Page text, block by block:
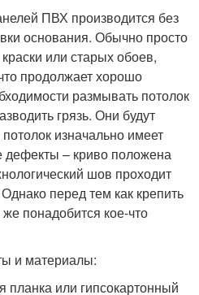
ПВХ производится без
основания. Обычно просто
или старых обоев,
продолжает хорошо
размывать потолок
грязь. Они будут
изначально имеет
дефекты – криво положена
шов проходит
перед тем как крепить
понадобится кое-что
и материалы:
планка или гипсокартонный